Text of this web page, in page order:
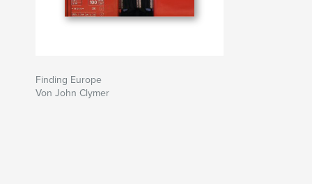
Finding Europe
Von John Clymer